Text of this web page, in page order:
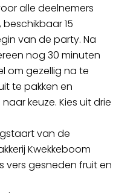
alle deelnemers
15
van de party. Na
nog 30 minuten
om gezellig na te
te pakken en
keuze. Kies uit drie
van de
Kwekkeboom
vers gesneden fruit en